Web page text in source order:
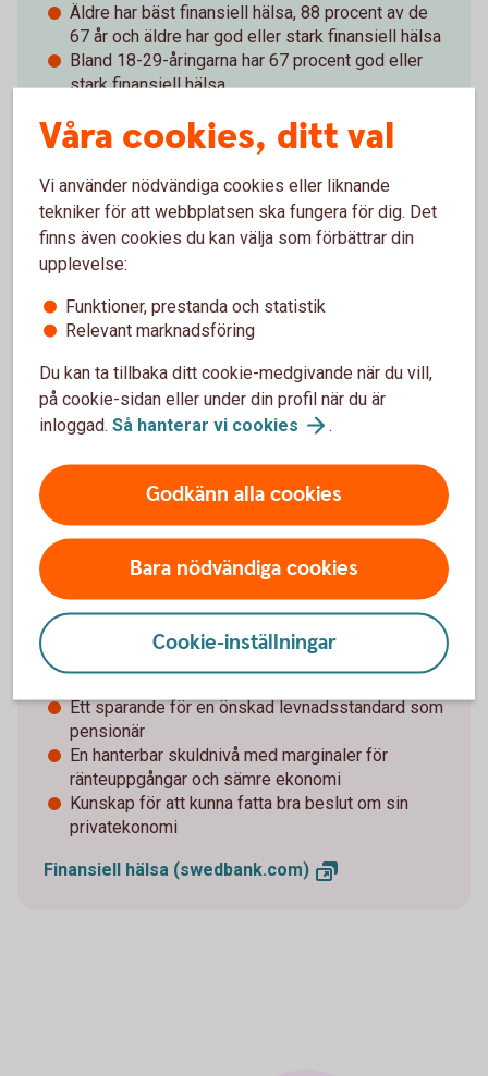
Äldre har bäst finansiell hälsa, 88 procent av de
67 år och äldre har god eller stark finansiell hälsa
Bland 18-29-åringarna har 67 procent god eller
stark finansiell hälsa
Index för finansiell hälsa - läs hela rapporten
Pressmeddelande - Tendenser till återhämtning
förhushållen
Det här är finansiell hälsa
ekonomisk hälsa: ”att känna sig trygg i sin
privatekonomi, ha kontroll, motståndskraft och
ekonomisk frihet”:
En privatekonomi som varje månad innebär högre
Försäkringar som skyddar privatekonomin, som
a-kassa och hemförsäkring
En sparbuffert på två månadslöner efter skatt
Ett sparande för en önskad levnadsstandard som
pensionär
En hanterbar skuldnivå med marginaler för
ränteuppgångar och sämre ekonomi
Kunskap för att kunna fatta bra beslut om sin
privatekonomi
Finansiell hälsa (swedbank.com)
Våra cookies, ditt val
Vi använder nödvändiga cookies eller liknande
tekniker för att webbplatsen ska fungera för dig. Det
finns även cookies du kan välja som förbättrar din
upplevelse:
Funktioner, prestanda och statistik
Relevant marknadsföring
Du kan ta tillbaka ditt cookie-medgivande när du vill,
på cookie-sidan eller under din profil när du är
inloggad. Så hanterar vi cookies .
Godkänn alla cookies
Bara nödvändiga cookies
Cookie-inställningar